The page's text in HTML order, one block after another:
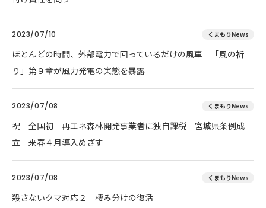
2023/07/10 くまもりNews
ほとんどの時間、外部電力で回っているだけの風車 「風の祈
り」第９章が風力発電の実態を暴露
2023/07/08 くまもりNews
祝 全国初 再エネ森林開発事業者に独自課税 宮城県条例成
立 来春４月導入めざす
2023/07/08 くまもりNews
殺さないクマ対応２ 棲み分けの復活